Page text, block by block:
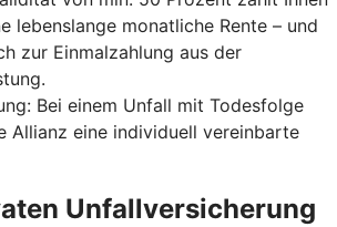
lebenslange monatliche Rente – und
zur Einmalzahlung aus der
Bei einem Unfall mit Todesfolge
Allianz eine individuell vereinbarte
Unfallversicherung